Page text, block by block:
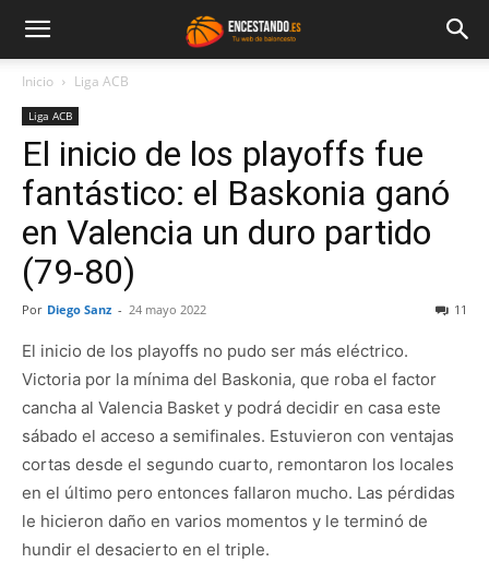
Inicio Liga ACB
Liga ACB
El inicio de los playoffs fue
fantástico: el Baskonia ganó
en Valencia un duro partido
(79-80)
Por Diego Sanz - 24 mayo 2022 11
El inicio de los playoffs no pudo ser más eléctrico.
Victoria por la mínima del Baskonia, que roba el factor
cancha al Valencia Basket y podrá decidir en casa este
sábado el acceso a semifinales. Estuvieron con ventajas
cortas desde el segundo cuarto, remontaron los locales
en el último pero entonces fallaron mucho. Las pérdidas
le hicieron daño en varios momentos y le terminó de
hundir el desacierto en el triple.